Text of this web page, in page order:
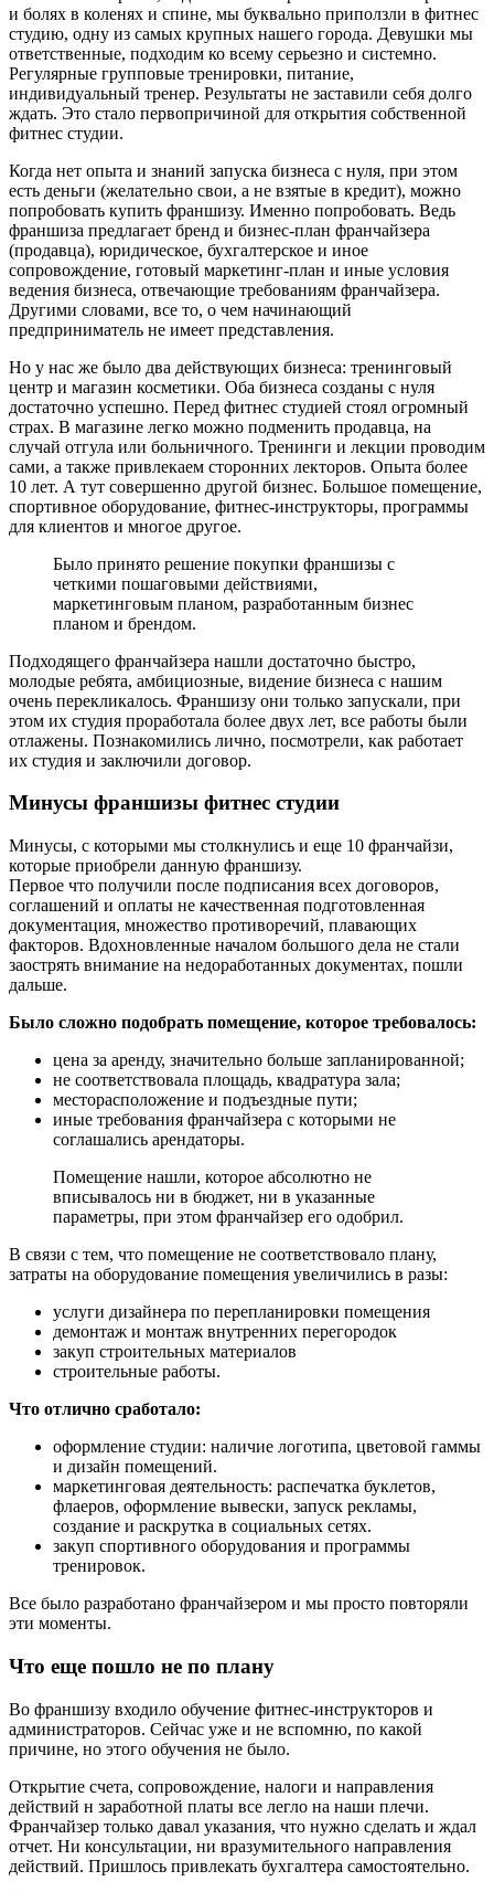
и болях в коленях и спине, мы буквально приползли в фитнес
студию, одну из самых крупных нашего города. Девушки мы
ответственные, подходим ко всему серьезно и системно.
Регулярные групповые тренировки, питание,
индивидуальный тренер. Результаты не заставили себя долго
ждать. Это стало первопричиной для открытия собственной
фитнес студии.
Когда нет опыта и знаний запуска бизнеса с нуля, при этом
есть деньги (желательно свои, а не взятые в кредит), можно
попробовать купить франшизу. Именно попробовать. Ведь
франшиза предлагает бренд и бизнес-план франчайзера
(продавца), юридическое, бухгалтерское и иное
сопровождение, готовый маркетинг-план и иные условия
ведения бизнеса, отвечающие требованиям франчайзера.
Другими словами, все то, о чем начинающий
предприниматель не имеет представления.
Но у нас же было два действующих бизнеса: тренинговый
центр и магазин косметики. Оба бизнеса созданы с нуля
достаточно успешно. Перед фитнес студией стоял огромный
страх. В магазине легко можно подменить продавца, на
случай отгула или больничного. Тренинги и лекции проводим
сами, а также привлекаем сторонних лекторов. Опыта более
10 лет. А тут совершенно другой бизнес. Большое помещение,
спортивное оборудование, фитнес-инструкторы, программы
для клиентов и многое другое.
Было принято решение покупки франшизы с
четкими пошаговыми действиями,
маркетинговым планом, разработанным бизнес
планом и брендом.
Подходящего франчайзера нашли достаточно быстро,
молодые ребята, амбициозные, видение бизнеса с нашим
очень перекликалось. Франшизу они только запускали, при
этом их студия проработала более двух лет, все работы были
отлажены. Познакомились лично, посмотрели, как работает
их студия и заключили договор.
Минусы франшизы фитнес студии
Минусы, с которыми мы столкнулись и еще 10 франчайзи,
которые приобрели данную франшизу.
Первое что получили после подписания всех договоров,
соглашений и оплаты не качественная подготовленная
документация, множество противоречий, плавающих
факторов. Вдохновленные началом большого дела не стали
заострять внимание на недоработанных документах, пошли
дальше.
Было сложно подобрать помещение, которое требовалось:
цена за аренду, значительно больше запланированной;
не соответствовала площадь, квадратура зала;
месторасположение и подъездные пути;
иные требования франчайзера с которыми не
соглашались арендаторы.
Помещение нашли, которое абсолютно не
вписывалось ни в бюджет, ни в указанные
параметры, при этом франчайзер его одобрил.
В связи с тем, что помещение не соответствовало плану,
затраты на оборудование помещения увеличились в разы:
услуги дизайнера по перепланировки помещения
демонтаж и монтаж внутренних перегородок
закуп строительных материалов
строительные работы.
Что отлично сработало:
оформление студии: наличие логотипа, цветовой гаммы
и дизайн помещений.
маркетинговая деятельность: распечатка буклетов,
флаеров, оформление вывески, запуск рекламы,
создание и раскрутка в социальных сетях.
закуп спортивного оборудования и программы
тренировок.
Все было разработано франчайзером и мы просто повторяли
эти моменты.
Что еще пошло не по плану
Во франшизу входило обучение фитнес-инструкторов и
администраторов. Сейчас уже и не вспомню, по какой
причине, но этого обучения не было.
Открытие счета, сопровождение, налоги и направления
действий н заработной платы все легло на наши плечи.
Франчайзер только давал указания, что нужно сделать и ждал
отчет. Ни консультации, ни вразумительного направления
действий. Пришлось привлекать бухгалтера самостоятельно.